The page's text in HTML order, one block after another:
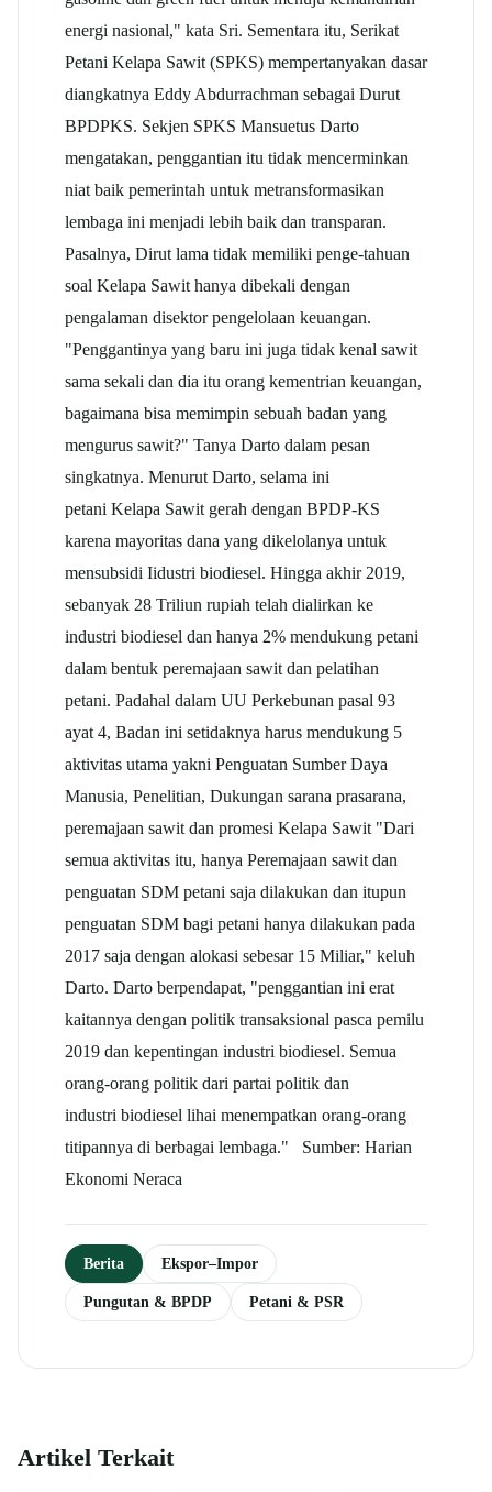
energi nasional," kata Sri. Sementara itu, Serikat
Petani Kelapa Sawit (SPKS) mempertanyakan dasar
diangkatnya Eddy Abdurrachman sebagai Durut
BPDPKS. Sekjen SPKS Mansuetus Darto
mengatakan, penggantian itu tidak mencerminkan
niat baik pemerintah untuk metransformasikan
lembaga ini menjadi lebih baik dan transparan.
Pasalnya, Dirut lama tidak memiliki penge-tahuan
soal Kelapa Sawit hanya dibekali dengan
pengalaman disektor pengelolaan keuangan.
"Penggantinya yang baru ini juga tidak kenal sawit
sama sekali dan dia itu orang kementrian keuangan,
bagaimana bisa memimpin sebuah badan yang
mengurus sawit?" Tanya Darto dalam pesan
singkatnya. Menurut Darto, selama ini
petani Kelapa Sawit gerah dengan BPDP-KS
karena mayoritas dana yang dikelolanya untuk
mensubsidi Iidustri biodiesel. Hingga akhir 2019,
sebanyak 28 Triliun rupiah telah dialirkan ke
industri biodiesel dan hanya 2% mendukung petani
dalam bentuk peremajaan sawit dan pelatihan
petani. Padahal dalam UU Perkebunan pasal 93
ayat 4, Badan ini setidaknya harus mendukung 5
aktivitas utama yakni Penguatan Sumber Daya
Manusia, Penelitian, Dukungan sarana prasarana,
peremajaan sawit dan promesi Kelapa Sawit "Dari
semua aktivitas itu, hanya Peremajaan sawit dan
penguatan SDM petani saja dilakukan dan itupun
penguatan SDM bagi petani hanya dilakukan pada
2017 saja dengan alokasi sebesar 15 Miliar," keluh
Darto. Darto berpendapat, "penggantian ini erat
kaitannya dengan politik transaksional pasca pemilu
2019 dan kepentingan industri biodiesel. Semua
orang-orang politik dari partai politik dan
industri biodiesel lihai menempatkan orang-orang
titipannya di berbagai lembaga." Sumber: Harian
Ekonomi Neraca
Berita Ekspor–Impor
Pungutan & BPDP Petani & PSR
Artikel Terkait